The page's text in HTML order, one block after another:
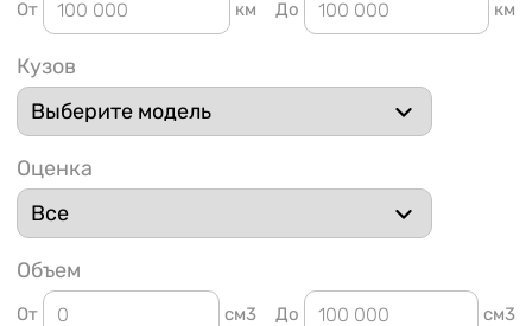
От км До км
Кузов
Оценка
Объем
От см3 До см3